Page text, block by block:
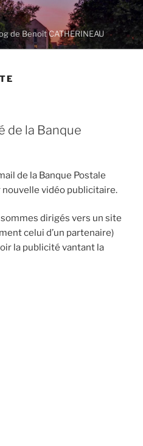
de Benoît CATHERINEAU
de la Banque
de la Banque Postale
nouvelle vidéo publicitaire.
dirigés vers un site
celui d’un partenaire)
la publicité vantant la